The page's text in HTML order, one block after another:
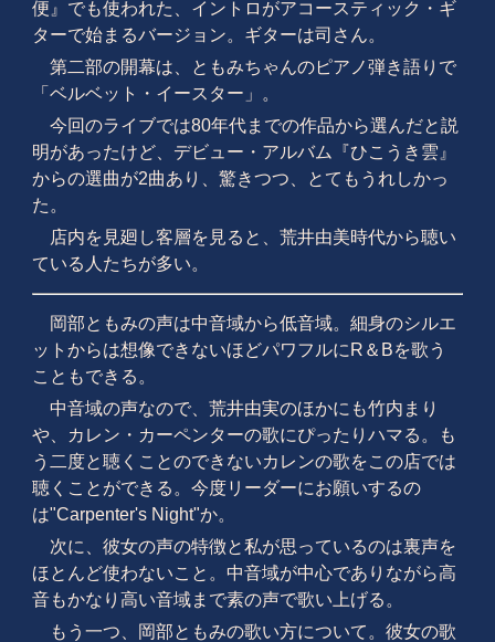
便』でも使われた、イントロがアコースティック・ギ
ターで始まるバージョン。ギターは司さん。
第二部の開幕は、ともみちゃんのピアノ弾き語りで
「ベルベット・イースター」。
今回のライブでは80年代までの作品から選んだと説
明があったけど、デビュー・アルバム『ひこうき雲』
からの選曲が2曲あり、驚きつつ、とてもうれしかっ
た。
店内を見廻し客層を見ると、荒井由美時代から聴い
ている人たちが多い。
岡部ともみの声は中音域から低音域。細身のシルエ
ットからは想像できないほどパワフルにR＆Bを歌う
こともできる。
中音域の声なので、荒井由実のほかにも竹内まり
や、カレン・カーペンターの歌にぴったりハマる。も
う二度と聴くことのできないカレンの歌をこの店では
聴くことができる。今度リーダーにお願いするの
は"Carpenter's Night"か。
次に、彼女の声の特徴と私が思っているのは裏声を
ほとんど使わないこと。中音域が中心でありながら高
音もかなり高い音域まで素の声で歌い上げる。
もう一つ、岡部ともみの歌い方について。彼女の歌